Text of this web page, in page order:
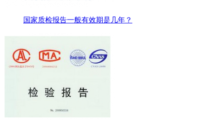
国家质检报告一般有效期是几年？